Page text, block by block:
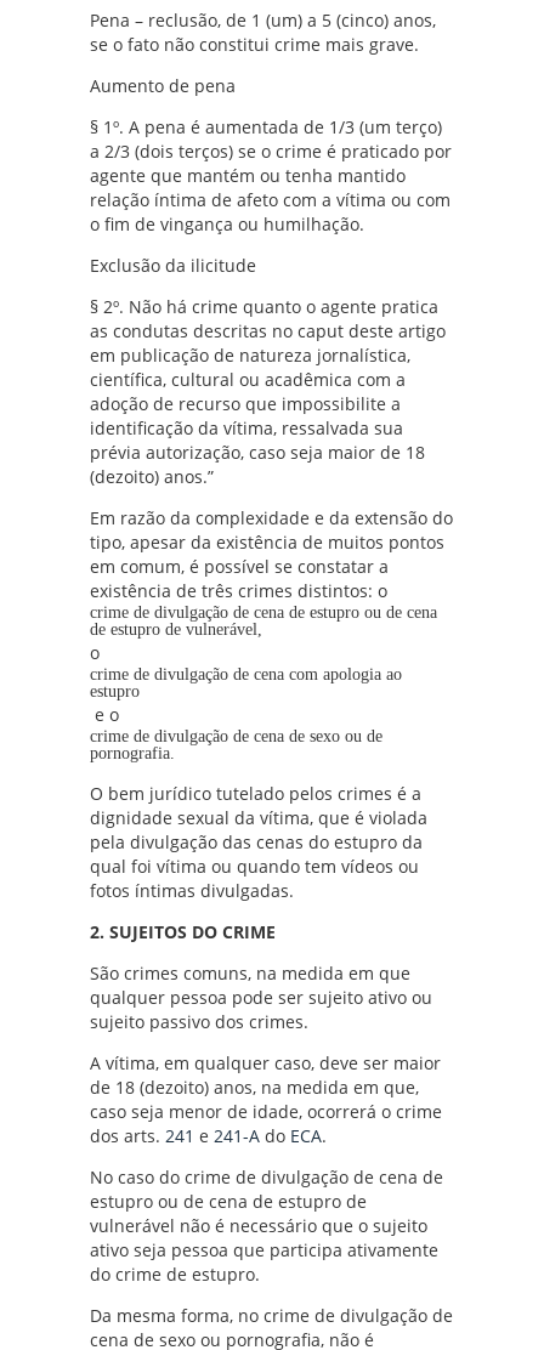
Pena – reclusão, de 1 (um) a 5 (cinco) anos,
se o fato não constitui crime mais grave.
Aumento de pena
§ 1º. A pena é aumentada de 1/3 (um terço)
a 2/3 (dois terços) se o crime é praticado por
agente que mantém ou tenha mantido
relação íntima de afeto com a vítima ou com
o fim de vingança ou humilhação.
Exclusão da ilicitude
§ 2º. Não há crime quanto o agente pratica
as condutas descritas no caput deste artigo
em publicação de natureza jornalística,
científica, cultural ou acadêmica com a
adoção de recurso que impossibilite a
identificação da vítima, ressalvada sua
prévia autorização, caso seja maior de 18
(dezoito) anos.”
Em razão da complexidade e da extensão do
tipo, apesar da existência de muitos pontos
em comum, é possível se constatar a
existência de três crimes distintos: o
crime de divulgação de cena de estupro ou de cena
de estupro de vulnerável,
o
crime de divulgação de cena com apologia ao
estupro
e o
crime de divulgação de cena de sexo ou de
pornografia.
O bem jurídico tutelado pelos crimes é a
dignidade sexual da vítima, que é violada
pela divulgação das cenas do estupro da
qual foi vítima ou quando tem vídeos ou
fotos íntimas divulgadas.
2. SUJEITOS DO CRIME
São crimes comuns, na medida em que
qualquer pessoa pode ser sujeito ativo ou
sujeito passivo dos crimes.
A vítima, em qualquer caso, deve ser maior
de 18 (dezoito) anos, na medida em que,
caso seja menor de idade, ocorrerá o crime
dos arts. 241 e 241-A do ECA.
No caso do crime de divulgação de cena de
estupro ou de cena de estupro de
vulnerável não é necessário que o sujeito
ativo seja pessoa que participa ativamente
do crime de estupro.
Da mesma forma, no crime de divulgação de
cena de sexo ou pornografia, não é